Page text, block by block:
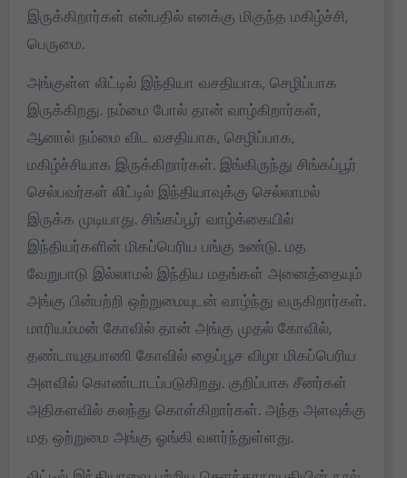
இருக்கிறார்கள் என்பதில் எனக்கு மிகுந்த மகிழ்ச்சி,
பெருமை.
அங்குள்ள லிட்டில் இந்தியா வசதியாக, செழிப்பாக
இருக்கிறது. நம்மை போல் தான் வாழ்கிறார்கள்,
ஆனால் நம்மை விட வசதியாக, செழிப்பாக,
மகிழ்ச்சியாக இருக்கிறார்கள். இங்கிருந்து சிங்கப்பூர்
செல்பவர்கள் லிட்டில் இந்தியாவுக்கு செல்லாமல்
இருக்க முடியாது. சிங்கப்பூர் வாழ்க்கையில்
இந்தியர்களின் மிகப்பெரிய பங்கு உண்டு. மத
வேறுபாடு இல்லாமல் இந்திய மதங்கள் அனைத்தையும்
அங்கு பின்பற்றி ஒற்றுமையுடன் வாழ்ந்து வருகிறார்கள்.
மாரியம்மன் கோவில் தான் அங்கு முதல் கோவில்,
தண்டாயுதபாணி கோவில் தைப்பூச விழா மிகப்பெரிய
அளவில் கொண்டாடப்படுகிறது. குறிப்பாக சீனர்கள்
அதிகளவில் கலந்து கொள்கிறார்கள். அந்த அளவுக்கு
மத ஒற்றுமை அங்கு ஓங்கி வளர்ந்துள்ளது.